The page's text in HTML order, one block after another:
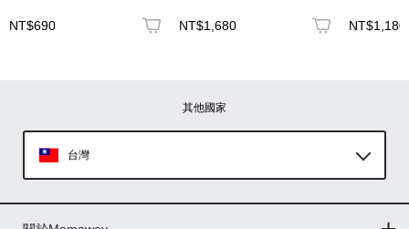
NT$690 NT$1,680 NT$1,180
其他國家
台灣